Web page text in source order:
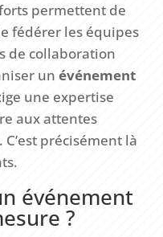
permettent de
fédérer les équipes
de collaboration
unévénement
une expertise
aux attentes
précisément là
événement
?